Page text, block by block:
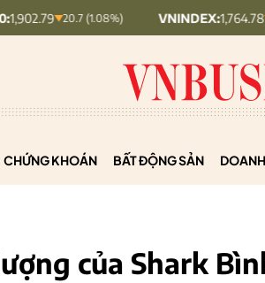
20.7 (1.08%) VNINDEX: 1,764.78 19.87 (1.11%)
CHỨNG KHOÁN BẤT ĐỘNG SẢN
của Shark